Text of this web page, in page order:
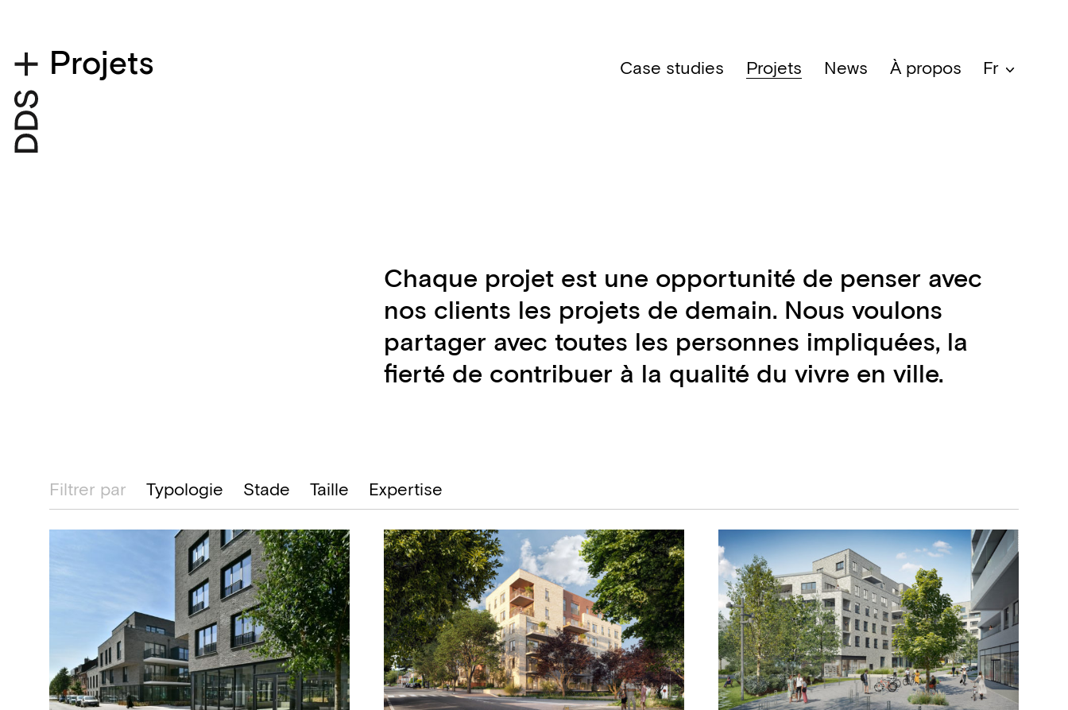
Projets Case studies Projets News À propos Fr
Chaque projet est une opportunité de penser avec
nos clients les projets de demain. Nous voulons
partager avec toutes les personnes impliquées, la
fierté de contribuer à la qualité du vivre en ville.
Filtrer par Typologie Stade Taille Expertise